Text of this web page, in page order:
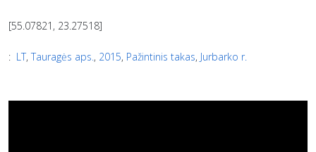
[55.07821, 23.27518]
: LT, Tauragės aps. , 2015, Pažintinis takas, Jurbarko r.